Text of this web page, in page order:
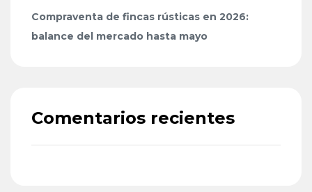
Compraventa de fincas rústicas en 2026:
balance del mercado hasta mayo
Comentarios recientes